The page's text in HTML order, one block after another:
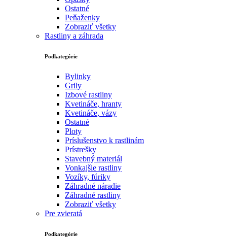
Ostatné
Peňaženky
Zobraziť všetky
Rastliny a záhrada
Podkategórie
Bylinky
Grily
Izbové rastliny
Kvetináče, hranty
Kvetináče, vázy
Ostatné
Ploty
Príslušenstvo k rastlinám
Prístrešky
Stavebný materiál
Vonkajšie rastliny
Vozíky, fúriky
Záhradné náradie
Záhradné rastliny
Zobraziť všetky
Pre zvieratá
Podkategórie